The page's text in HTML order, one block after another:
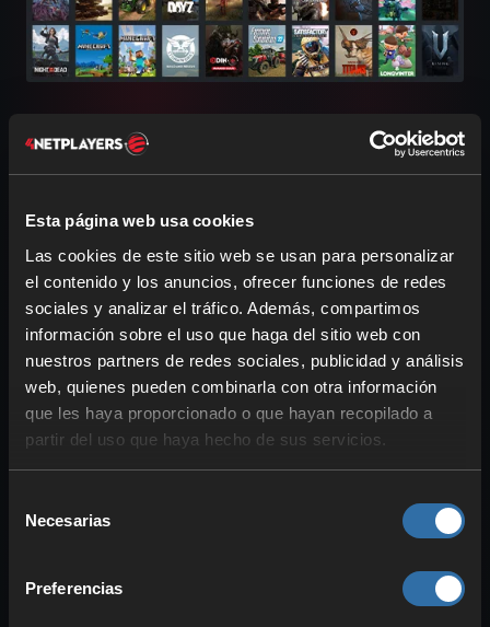
Esta página web usa cookies
Las cookies de este sitio web se usan para personalizar
el contenido y los anuncios, ofrecer funciones de redes
sociales y analizar el tráfico. Además, compartimos
información sobre el uso que haga del sitio web con
nuestros partners de redes sociales, publicidad y análisis
web, quienes pueden combinarla con otra información
que les haya proporcionado o que hayan recopilado a
partir del uso que haya hecho de sus servicios.
Necesarias
Preferencias
quieres probar un juego diferente, ¡tenemos la solución
perfecta para ti! Nuestra flexible oferta de servidores
de juego te permite cambiar entre más de 100 juegos
y una gran variedad de mods en cualquier momento,
para que siempre tengas el juego adecuado para ti y
tus amigos.